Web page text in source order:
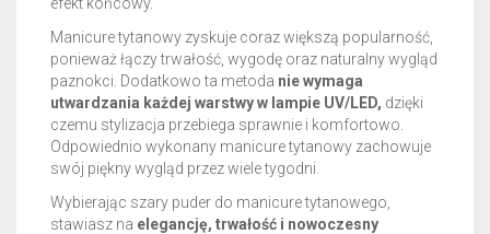
Manicure tytanowy zyskuje coraz większą popularność,
ponieważ łączy trwałość, wygodę oraz naturalny wygląd
paznokci. Dodatkowo ta metoda nie wymaga
utwardzania każdej warstwy w lampie UV/LED, dzięki
czemu stylizacja przebiega sprawnie i komfortowo.
Odpowiednio wykonany manicure tytanowy zachowuje
swój piękny wygląd przez wiele tygodni.
Wybierając szary puder do manicure tytanowego,
stawiasz na elegancję, trwałość i nowoczesny